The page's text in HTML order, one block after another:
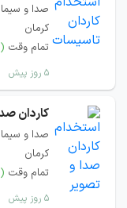
صدا و سیما
کرمان
تمام وقت
۵ روز پیش
کاردان
صدا و سیما
کرمان
تمام وقت
۵ روز پیش